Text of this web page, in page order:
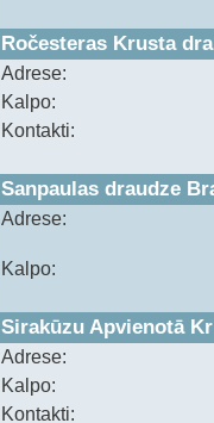
Ročesteras Krusta
Adrese:
Kalpo:
Kontakti:
Sanpaulas draudze
Adrese:
Kalpo:
Sirakūzu Apvienotā
Adrese:
Kalpo:
Kontakti: